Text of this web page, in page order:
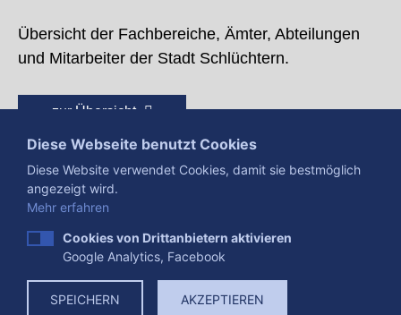
Übersicht der Fachbereiche, Ämter, Abteilungen
und Mitarbeiter der Stadt Schlüchtern.
zur Übersicht
Presse Impressum
Datenschutzerklärung
Datenverarbeitung
Cookies
Diese Webseite benutzt Cookies
Diese Website verwendet Cookies, damit sie bestmöglich
angezeigt wird.
Mehr erfahren
Cookies von Drittanbietern aktivieren
Google Analytics, Facebook
SPEICHERN AKZEPTIEREN